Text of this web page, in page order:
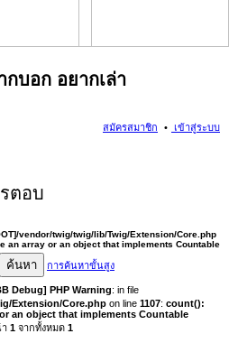
กบอก อยากเล่า
เข้าสู่ระบบ
สมัครสมาชิก
ตอบ
vendor/twig/twig/lib/Twig/Extension/Core.php
an array or an object that implements Countable
ค้นหา การค้นหาขั้นสูง
Debug] PHP Warning: in file
Extension/Core.php on line 1107: count():
an object that implements Countable
า 1จากทั้งหมด 1